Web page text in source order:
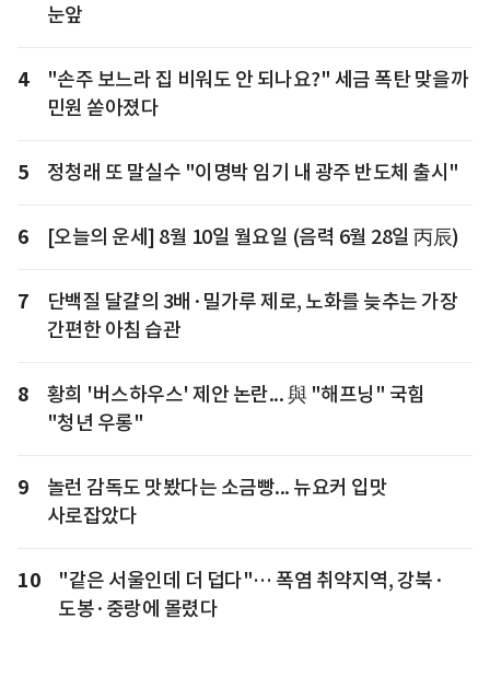
눈앞
4
"손주 보느라 집 비워도 안 되나요?" 세금 폭탄 맞을까
민원 쏟아졌다
5 정청래 또 말실수 "이명박 임기 내 광주 반도체 출시"
6 [오늘의 운세] 8월 10일 월요일 (음력 6월 28일 丙辰)
7
단백질 달걀의 3배·밀가루 제로, 노화를 늦추는 가장
간편한 아침 습관
8
황희 '버스하우스' 제안 논란... 與 "해프닝" 국힘
"청년 우롱"
9
놀런 감독도 맛봤다는 소금빵... 뉴요커 입맛
사로잡았다
10
"같은 서울인데 더 덥다"… 폭염 취약지역, 강북·
도봉·중랑에 몰렸다